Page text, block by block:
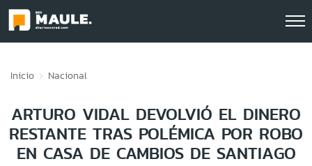
Inicio Nacional
ARTURO VIDAL DEVOLVIÓ EL DINERO
RESTANTE TRAS POLÉMICA POR ROBO
EN CASA DE CAMBIOS DE SANTIAGO